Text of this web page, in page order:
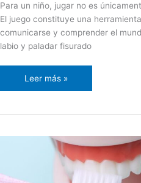
Para un niño, jugar no es
El juego constituye una
comunicarse y comprender el
labio y paladar fisurado
Leer más »
Después